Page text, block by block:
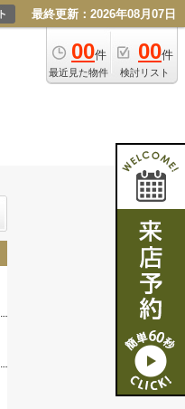
最終更新：2026年08月07日
00件
最近見た物件
00件
検討リスト